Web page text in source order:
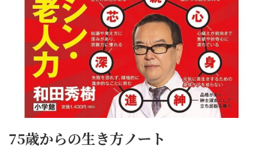
75歳からの生き方ノート